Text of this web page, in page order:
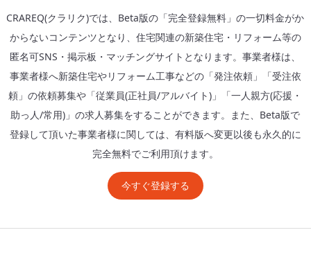
CRAREQ(クラリク)では、Beta版の「完全登録無料」の一切料金がか
からないコンテンツとなり、住宅関連の新築住宅・リフォーム等の
匿名可SNS・掲示板・マッチングサイトとなります。事業者様は、
事業者様へ新築住宅やリフォーム工事などの「発注依頼」「受注依
頼」の依頼募集や「従業員(正社員/アルバイト)」「一人親方(応援・
助っ人/常用)」の求人募集をすることができます。また、Beta版で
登録して頂いた事業者様に関しては、有料版へ変更以後も永久的に
完全無料でご利用頂けます。
今すぐ登録する